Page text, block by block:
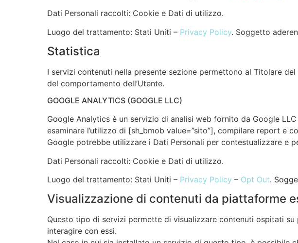
Dati Personali raccolti: Cookie e Dati di utilizzo.
Luogo del trattamento: Stati Uniti – Privacy Policy. Soggetto
Statistica
I servizi contenuti nella presente sezione permettono al Titolare
del comportamento dell’Utente.
GOOGLE ANALYTICS (GOOGLE LLC)
Google Analytics è un servizio di analisi web fornito da Google
esaminare l’utilizzo di [sh_bmob value=”sito”], compilare report e
Google potrebbe utilizzare i Dati Personali per contestualizzare e
Dati Personali raccolti: Cookie e Dati di utilizzo.
Luogo del trattamento: Stati Uniti – Privacy Policy – Opt Out.
Visualizzazione di contenuti da piattaforme
Questo tipo di servizi permette di visualizzare contenuti ospitati
interagire con essi.